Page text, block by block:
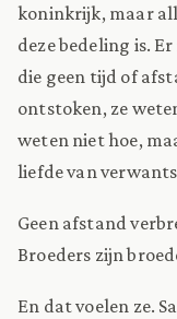
koninkrijk, maar
deze bedeling is.
die geen tijd of
ontstoken, ze
weten niet hoe,
liefde van
Geen afstand
Broeders zijn
En dat voelen ze.